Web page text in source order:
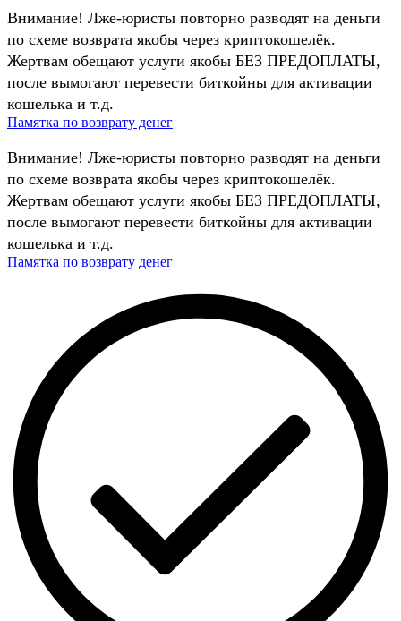
Внимание! Лже-юристы повторно разводят на деньги
по схеме возврата якобы через криптокошелёк.
Жертвам обещают услуги якобы БЕЗ ПРЕДОПЛАТЫ,
после вымогают перевести биткойны для активации
кошелька и т.д.
Памятка по возврату денег
Внимание! Лже-юристы повторно разводят на деньги
по схеме возврата якобы через криптокошелёк.
Жертвам обещают услуги якобы БЕЗ ПРЕДОПЛАТЫ,
после вымогают перевести биткойны для активации
кошелька и т.д.
Памятка по возврату денег